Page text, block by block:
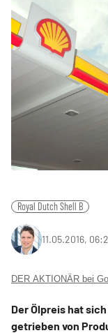
Royal Dutch Shell B
11.05.2016,
DER AKTIONÄR bei
Der Ölpreis hat
getrieben von